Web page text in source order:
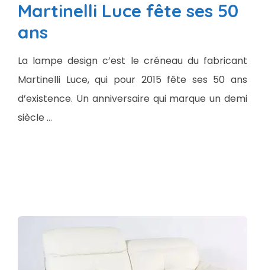
Martinelli Luce fête ses 50
ans
La lampe design c’est le créneau du fabricant
Martinelli Luce, qui pour 2015 fête ses 50 ans
d’existence. Un anniversaire qui marque un demi
siècle …